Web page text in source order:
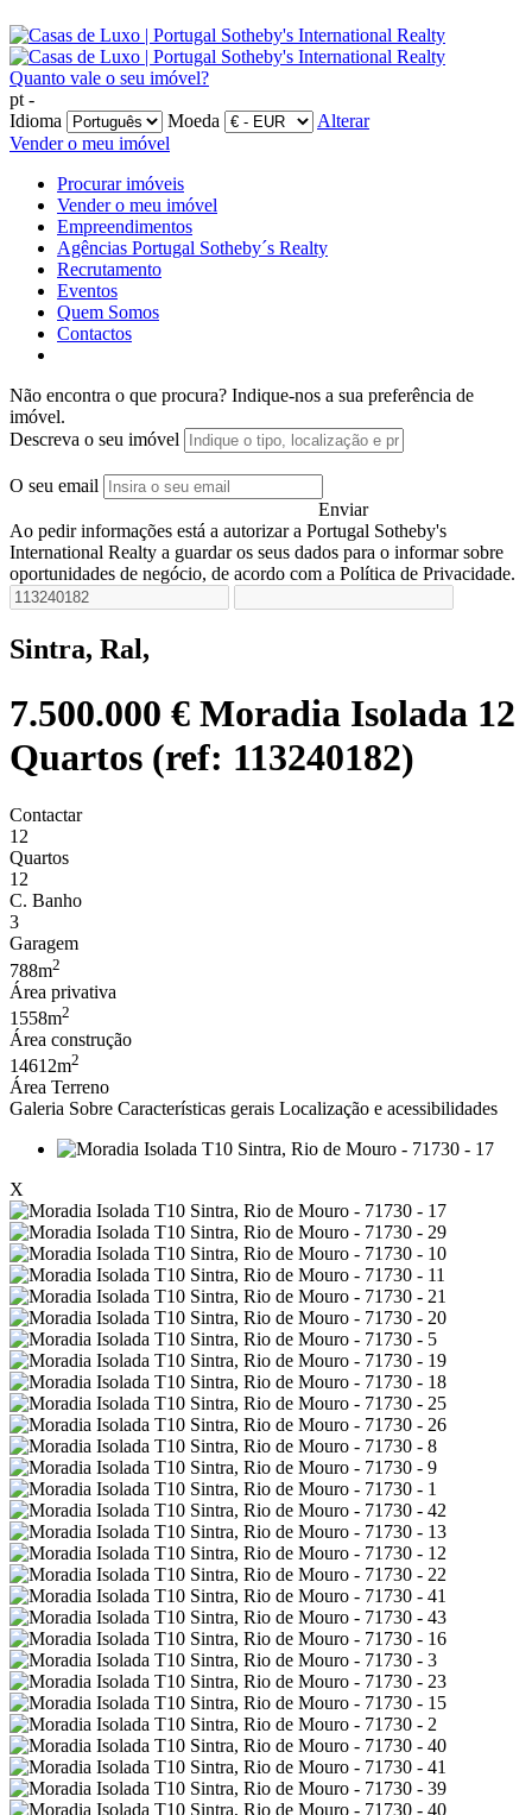
Quanto vale o seu imóvel?
pt -
Idioma
Moeda
Alterar
Vender o meu imóvel
Procurar imóveis
Vender o meu imóvel
Empreendimentos
Agências Portugal Sotheby´s Realty
Recrutamento
Eventos
Quem Somos
Contactos
Não encontra o que procura? Indique-nos a sua preferência de
imóvel.
Descreva o seu imóvel
O seu email
Enviar
Ao pedir informações está a autorizar a Portugal Sotheby's
International Realty a guardar os seus dados para o informar sobre
oportunidades de negócio, de acordo com a Política de Privacidade.
Sintra, Ral,
7.500.000 € Moradia Isolada 12
Quartos (ref: 113240182)
Contactar
12
Quartos
12
C. Banho
3
Garagem
788m2
Área privativa
1558m2
Área construção
14612m2
Área Terreno
Galeria Sobre Características gerais Localização e acessibilidades
X